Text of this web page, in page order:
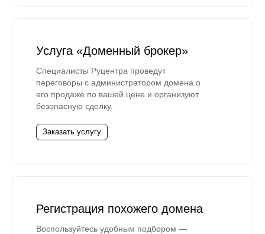
Услуга «Доменный брокер»
Специалисты Руцентра проведут
переговоры с администратором домена о
его продаже по вашей цене и организуют
безопасную сделку.
Заказать услугу
Регистрация похожего домена
Воспользуйтесь удобным подбором —